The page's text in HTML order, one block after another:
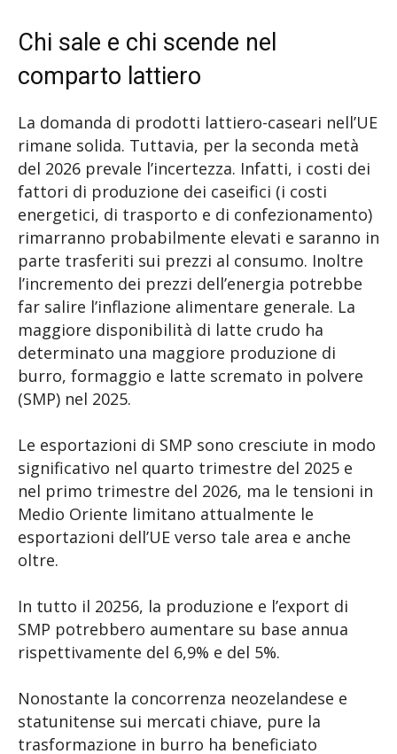
Chi sale e chi scende nel
comparto lattiero
La domanda di prodotti lattiero-caseari nell’UE
rimane solida. Tuttavia, per la seconda metà
del 2026 prevale l’incertezza. Infatti, i costi dei
fattori di produzione dei caseifici (i costi
energetici, di trasporto e di confezionamento)
rimarranno probabilmente elevati e saranno in
parte trasferiti sui prezzi al consumo. Inoltre
l’incremento dei prezzi dell’energia potrebbe
far salire l’inflazione alimentare generale. La
maggiore disponibilità di latte crudo ha
determinato una maggiore produzione di
burro, formaggio e latte scremato in polvere
(SMP) nel 2025.
Le esportazioni di SMP sono cresciute in modo
significativo nel quarto trimestre del 2025 e
nel primo trimestre del 2026, ma le tensioni in
Medio Oriente limitano attualmente le
esportazioni dell’UE verso tale area e anche
oltre.
In tutto il 20256, la produzione e l’export di
SMP potrebbero aumentare su base annua
rispettivamente del 6,9% e del 5%.
Nonostante la concorrenza neozelandese e
statunitense sui mercati chiave, pure la
trasformazione in burro ha beneficiato